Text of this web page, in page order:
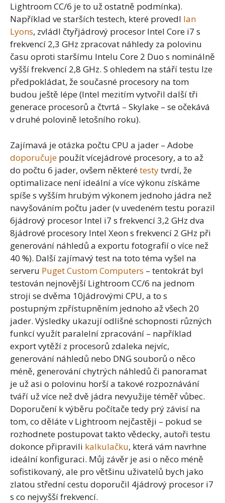
Lightroom CC/6 je to už ostatně podmínka).
Například ve starších testech, které provedl Ian
Lyons, zvládl čtyřjádrový procesor Intel Core i7 s
frekvencí 2,3 GHz zpracovat náhledy za polovinu
času oproti staršímu Intelu Core 2 Duo s nominálně
vyšší frekvencí 2,8 GHz. S ohledem na stáří testu lze
předpokládat, že současné procesory na tom
budou ještě lépe (Intel mezitím vytvořil další tři
generace procesorů a čtvrtá – Skylake – se očekává
v druhé polovině letošního roku).
Zajímavá je otázka počtu CPU a jader – Adobe
doporučuje použít vícejádrové procesory, a to až
do počtu 6 jader, ovšem některétestytvrdí, že
optimalizace není ideální a více výkonu získáme
spíše s vyšším hrubým výkonem jednoho jádra než
navyšováním počtu jader (v uvedeném testu porazil
6jádrový procesor Intel i7 s frekvencí 3,2 GHz dva
8jádrové procesory Intel Xeon s frekvencí 2 GHz při
generování náhledů a exportu fotografií o více než
40 %). Další zajímavý test na toto téma vyšel na
serveru Puget Custom Computers – tentokrát byl
testován nejnovější Lightroom CC/6 na jednom
stroji se dvěma 10jádrovými CPU, a to s
postupným zpřístupněním jednoho až všech 20
jader. Výsledky ukazují odlišné schopnosti různých
funkcí využít paralelní zpracování – například
export vytěží z procesorů zdaleka nejvíc,
generování náhledů nebo DNG souborů o něco
méně, generování chytrých náhledů či panoramat
je už asi o polovinu horší a takové rozpoznávání
tváří už více než dvě jádra nevyužije téměř vůbec.
Doporučení k výběru počítače tedy prý závisí na
tom, co děláte v Lightroom nejčastěji – pokud se
rozhodnete postupovat takto vědecky, autoři testu
dokonce připravili kalkulačku, která vám navrhne
ideální konfiguraci. Můj závěr je asi o něco méně
sofistikovaný, ale pro většinu uživatelů bych jako
zlatou střední cestu doporučil 4jádrový procesor i7
s co nejvyšší frekvencí.